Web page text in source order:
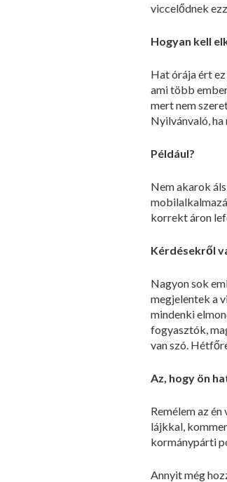
viccelődnek
Hogyan kell
Hat órája ért
ami több
mert nem
Nyilvánvaló,
Például?
Nem akarok
korrekt áron
Kérdésekről
Nagyon sok
megjelentek a
mindenki
fogyasztók,
van szó.
Az, hogy ön
Remélem az
lájkkal,
kormánypárti
Annyit még